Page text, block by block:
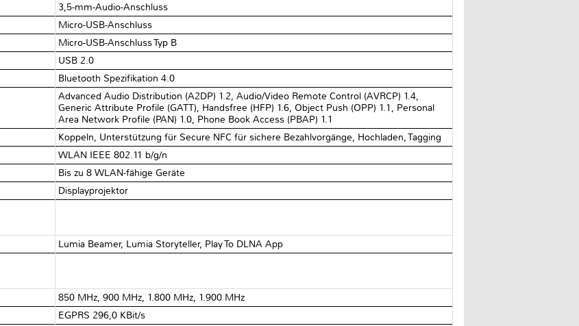
3,5-mm-Audio-Anschluss
Micro-USB-Anschluss
Micro-USB-Anschluss Typ B
USB 2.0
Bluetooth Spezifikation 4.0
Advanced Audio Distribution (A2DP) 1.2, Audio/Video Remote Control (AVRCP) 1.4,
Generic Attribute Profile (GATT), Handsfree (HFP) 1.6, Object Push (OPP) 1.1, Personal
Area Network Profile (PAN) 1.0, Phone Book Access (PBAP) 1.1
Koppeln, Unterstützung für Secure NFC für sichere Bezahlvorgänge, Hochladen, Tagging
WLAN IEEE 802.11 b/g/n
Bis zu 8 WLAN-fähige Geräte
Displayprojektor
Lumia Beamer, Lumia Storyteller, Play To DLNA App
850 MHz, 900 MHz, 1.800 MHz, 1.900 MHz
EGPRS 296,0 KBit/s